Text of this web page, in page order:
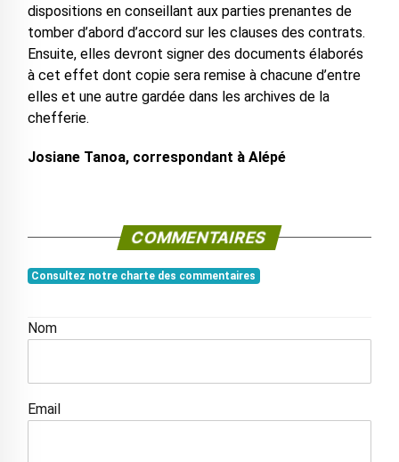
dispositions en conseillant aux parties prenantes de
tomber d’abord d’accord sur les clauses des contrats.
Ensuite, elles devront signer des documents élaborés
à cet effet dont copie sera remise à chacune d’entre
elles et une autre gardée dans les archives de la
chefferie.
Josiane Tanoa, correspondant à Alépé
COMMENTAIRES
Consultez notre charte des commentaires
Nom
Email